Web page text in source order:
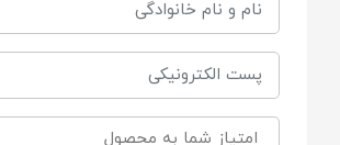
قابلیت گردش هوا:
بالا، کمک به تنظیم دمای بدن نوزاد
میزان لطافت: